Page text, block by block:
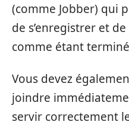
(comme Jobber) qui
de s’enregistrer et
comme étant
Vous devez
joindre
servir correctement